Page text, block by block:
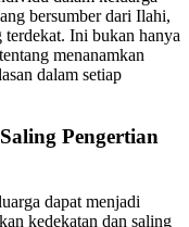
bersumber dari Ilahi,
terdekat. Ini bukan hanya
menanamkan
dalam setiap
Pengertian
dapat menjadi
kedekatan dan saling